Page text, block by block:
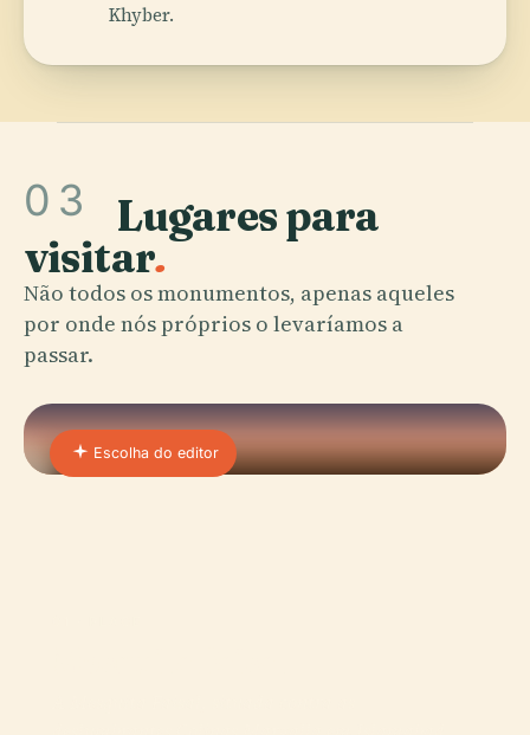
Khyber.
03 Lugares para
visitar.
Não todos os monumentos, apenas aqueles
por onde nós próprios o levaríamos a
passar.
Escolha do editor